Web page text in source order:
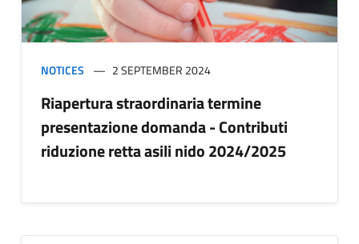
NOTICES 2 SEPTEMBER 2024
Riapertura straordinaria termine
presentazione domanda - Contributi
riduzione retta asili nido 2024/2025